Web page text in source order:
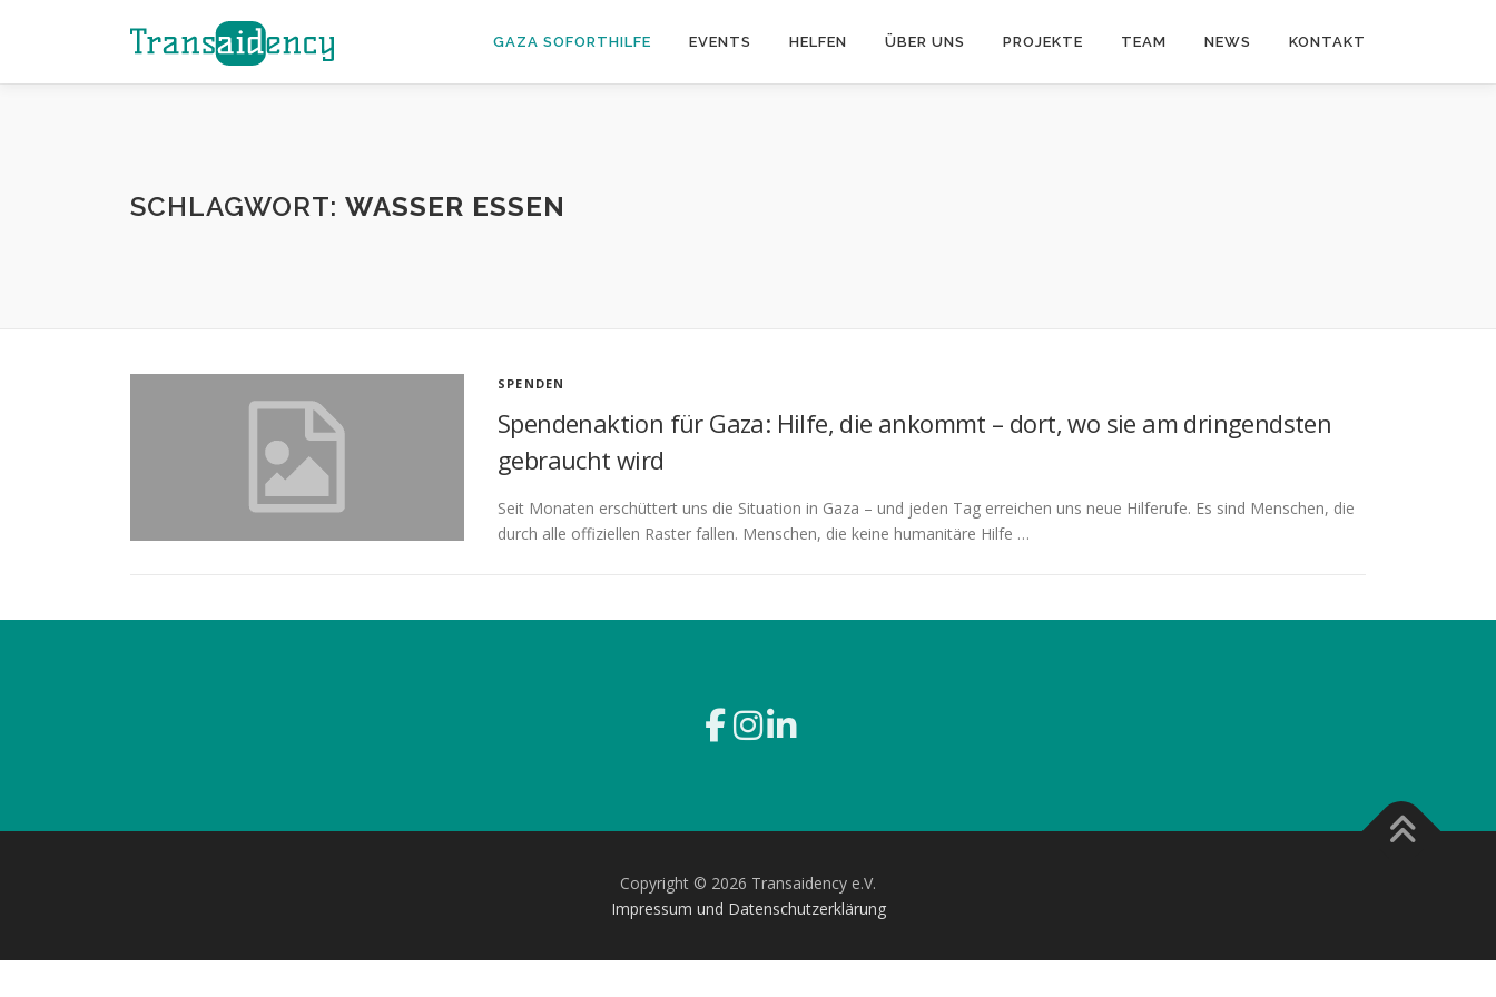
GAZA SOFORTHILFE EVENTS HELFEN ÜBER UNS PROJEKTE TEAM NEWS KONTAKT
SCHLAGWORT: WASSER ESSEN
SPENDEN
Spendenaktion für Gaza: Hilfe, die ankommt – dort, wo sie am dringendsten
gebraucht wird
Seit Monaten erschüttert uns die Situation in Gaza – und jeden Tag erreichen uns neue Hilferufe. Es sind Menschen, die
durch alle offiziellen Raster fallen. Menschen, die keine humanitäre Hilfe …
Copyright © 2026 Transaidency e.V.
Impressum und Datenschutzerklärung